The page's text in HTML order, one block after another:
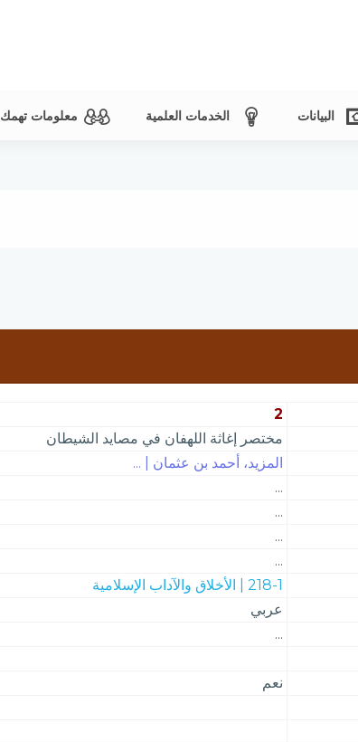
البيانات الخدمات العلمية معلومات تهمك
2
مختصر إغاثة اللهفان في مصايد الشيطان
المزيد، أحمد بن عثمان | ...
...
...
...
...
218-1 | الأخلاق والآداب الإسلامية
عربي
...
نعم